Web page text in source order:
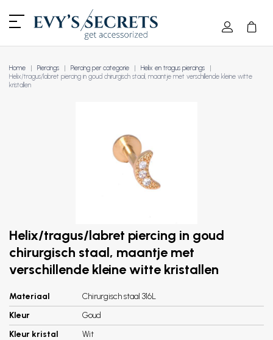
Home Piercings Piercing per categorie
Helix en tragus piercings
Helix/tragus/labret piercing in goud chirurgisch staal, maantje met verschillende kleine witte
kristallen
Helix/tragus/labret piercing in goud
chirurgisch staal, maantje met
verschillende kleine witte kristallen
Materiaal
Chirurgisch staal 316L
Kleur
Goud
Kleur kristal
Wit